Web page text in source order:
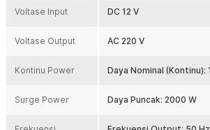
berbagai perangkat elektronik dapat digunakan
menghasilkan gelombang listrik yang lebih halus
aman digunakan untuk berbagai perangkat
inverter ini menjadi solusi listrik portabel yang
Fitur
Pure Sine Wave untuk Output Lebih Stabil
Voltase Input DC 12 V
Voltase Output AC 220 V
Kontinu Power Daya Nominal (Kontinu):
Surge Power Daya Puncak: 2000 W